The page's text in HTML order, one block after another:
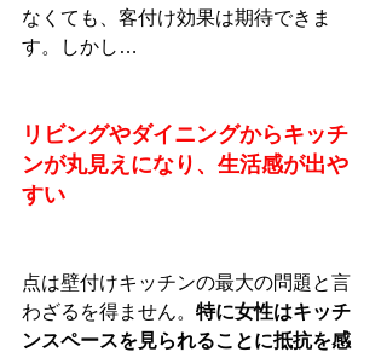
なくても、客付け効果は期待できま
す。しかし…
リビングやダイニングからキッチ
ンが丸見えになり、生活感が出や
すい
点は壁付けキッチンの最大の問題と言
わざるを得ません。 特に女性はキッチ
ンスペースを見られることに抵抗を感